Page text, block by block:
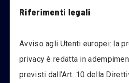
Riferimenti legali
Avviso agli Utenti europei: la
privacy è redatta in
previsti dall’Art. 10 della